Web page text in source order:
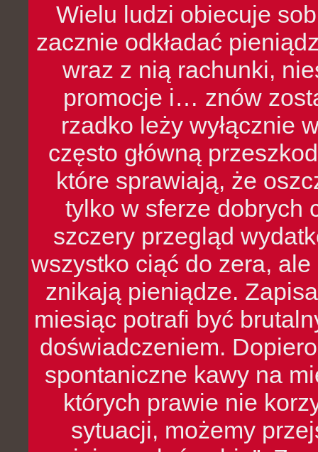
Wielu ludzi obiecuje
zacznie odkładać
wraz z nią rachunki,
promocje i… znów
rzadko leży wyłącznie
często główną
które sprawiają, że
tylko w sferze dobrych
szczery przegląd
wszystko ciąć do zera,
znikają pieniądze.
miesiąc potrafi być
doświadczeniem.
spontaniczne kawy na
których prawie nie
sytuacji, możemy